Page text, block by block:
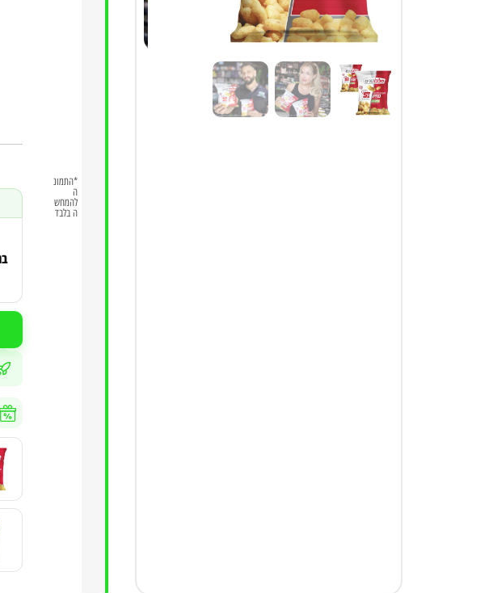
*התמונ
ה
להמחש
ה בלבד